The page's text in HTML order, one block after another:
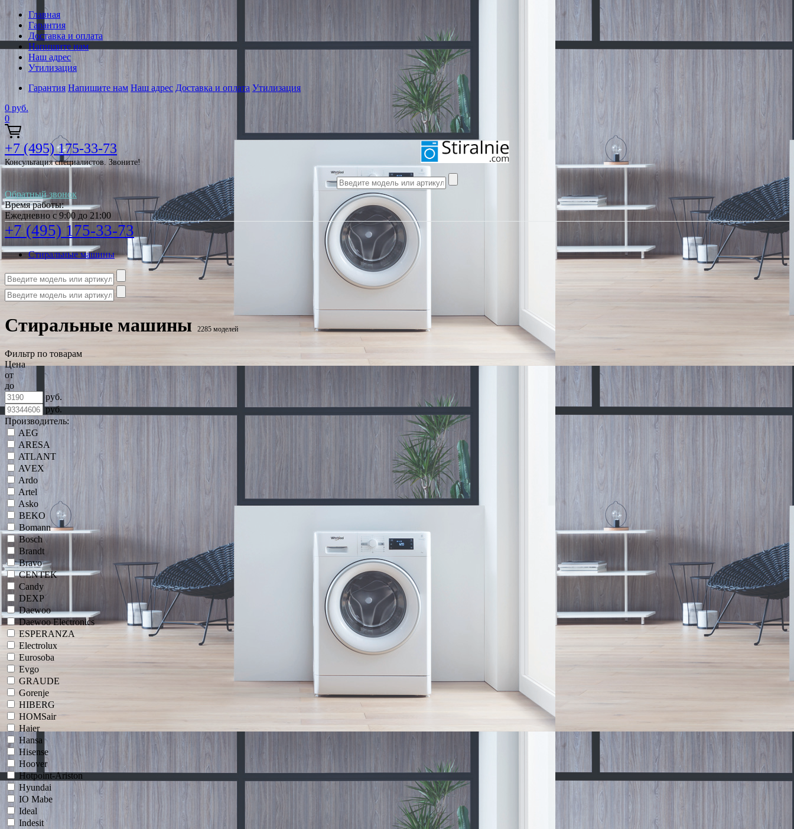
Главная
Гарантия
Доставка и оплата
Напишите нам
Наш адрес
Утилизация
Гарантия Напишите нам Наш адрес Доставка и оплата Утилизация
0 руб.
0
+7 (495) 175-33-73
Консультация специалистов. Звоните!
Обратный звонок
Время работы:
Ежедневно с 9:00 до 21:00
+7 (495) 175-33-73
Стиральные машины
Стиральные машины 2285 моделей
Фильтр по товарам
Цена
от
до
руб.
руб.
Производитель:
AEG
ARESA
ATLANT
AVEX
Ardo
Artel
Asko
BEKO
Bomann
Bosch
Brandt
Bravo
CENTEK
Candy
DEXP
Daewoo
Daewoo Electronics
ESPERANZA
Electrolux
Eurosoba
Evgo
GRAUDE
Gorenje
HIBERG
HOMSair
Haier
Hansa
Hisense
Hoover
Hotpoint-Ariston
Hyundai
IO Mabe
Ideal
Indesit